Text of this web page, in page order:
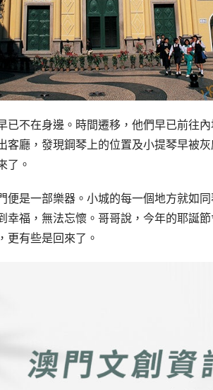
已不在身邊。時間遷移，他們早已前往
客廳，發現鋼琴上的位置及小提琴早被
了。
是一部樂器。小城的每一個地方就如
幸福，無法忘懷。哥哥說，今年的耶誕
更有些是回來了。